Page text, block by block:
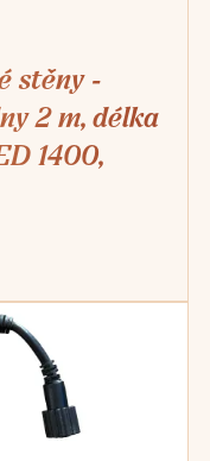
stěny -
2 m, délka
1400,